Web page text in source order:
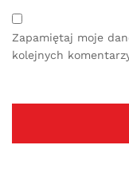
Zapamiętaj moje
kolejnych